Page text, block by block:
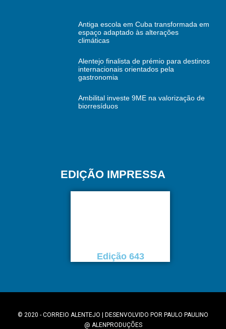
Antiga escola em Cuba transformada em
espaço adaptado às alterações
climáticas
Alentejo finalista de prémio para destinos
internacionais orientados pela
gastronomia
Ambilital investe 9ME na valorização de
biorresíduos
EDIÇÃO IMPRESSA
Edição 643
© 2020 - CORREIO ALENTEJO | DESENVOLVIDO POR PAULO PAULINO
@ ALENPRODUÇÕES